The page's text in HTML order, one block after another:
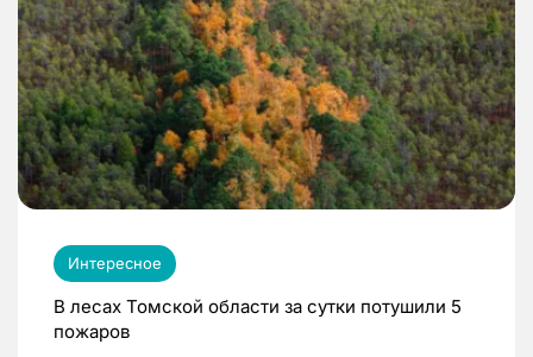
Интересное
В лесах Томской области за сутки потушили 5
пожаров